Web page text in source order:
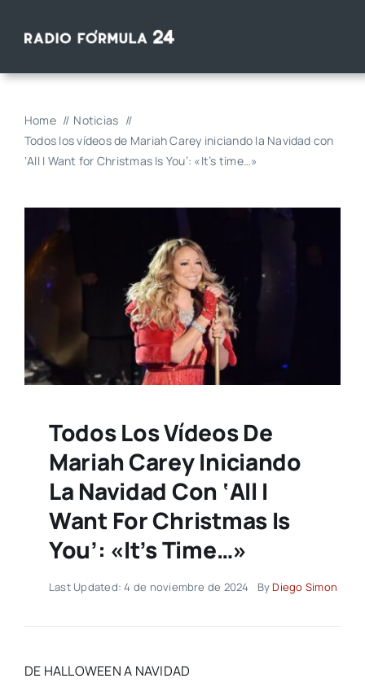
Home
Noticias
Todos los vídeos de Mariah Carey iniciando la Navidad con
‘All I Want for Christmas Is You’: «It’s time…»
Todos Los Vídeos De
Mariah Carey Iniciando
La Navidad Con ‘All I
Want For Christmas Is
You’: «It’s Time…»
Last Updated: 4 de noviembre de 2024 By Diego Simon
DE HALLOWEEN A NAVIDAD